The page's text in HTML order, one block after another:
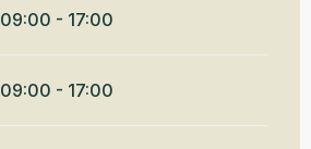
09:00 - 17:00
09:00 - 17:00